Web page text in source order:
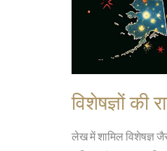
विशेषज्ञों की
लेख में शामिल विशेषज्ञ